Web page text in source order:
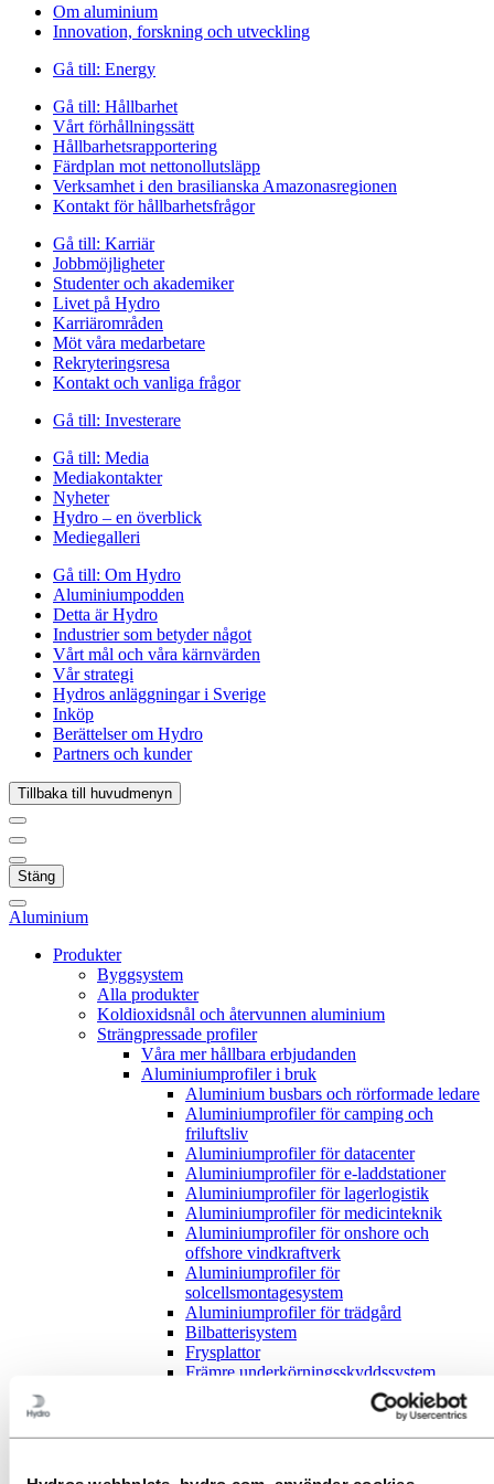
Om aluminium
Innovation, forskning och utveckling
Gå till: Energy
Gå till: Hållbarhet
Vårt förhållningssätt
Hållbarhetsrapportering
Färdplan mot nettonollutsläpp
Verksamhet i den brasilianska Amazonasregionen
Kontakt för hållbarhetsfrågor
Gå till: Karriär
Jobbmöjligheter
Studenter och akademiker
Livet på Hydro
Karriärområden
Möt våra medarbetare
Rekryteringsresa
Kontakt och vanliga frågor
Gå till: Investerare
Gå till: Media
Mediakontakter
Nyheter
Hydro – en överblick
Mediegalleri
Gå till: Om Hydro
Aluminiumpodden
Detta är Hydro
Industrier som betyder något
Vårt mål och våra kärnvärden
Vår strategi
Hydros anläggningar i Sverige
Inköp
Berättelser om Hydro
Partners och kunder
Tillbaka till huvudmenyn
Stäng
Aluminium
Produkter
Byggsystem
Alla produkter
Koldioxidsnål och återvunnen aluminium
Strängpressade profiler
Våra mer hållbara erbjudanden
Aluminiumprofiler i bruk
Aluminium busbars och rörformade ledare
Aluminiumprofiler för camping och
friluftsliv
Aluminiumprofiler för datacenter
Aluminiumprofiler för e-laddstationer
Aluminiumprofiler för lagerlogistik
Aluminiumprofiler för medicinteknik
Aluminiumprofiler för onshore och
offshore vindkraftverk
Aluminiumprofiler för
solcellsmontagesystem
Aluminiumprofiler för trädgård
Bilbatterisystem
Frysplattor
Främre underkörningsskyddssystem